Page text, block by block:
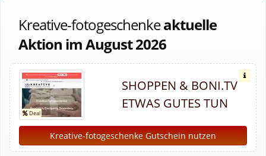
Kreative-fotogeschenkeaktuelle
Aktion im August 2026
SHOPPEN & BONI.TV
ETWAS GUTES TUN
Kreative-fotogeschenke Gutschein nutzen